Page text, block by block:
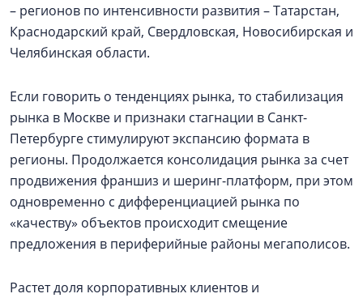
– регионов по интенсивности развития – Татарстан,
Краснодарский край, Свердловская, Новосибирская и
Челябинская области.
Если говорить о тенденциях рынка, то стабилизация
рынка в Москве и признаки стагнации в Санкт-
Петербурге стимулируют экспансию формата в
регионы. Продолжается консолидация рынка за счет
продвижения франшиз и шеринг-платформ, при этом
одновременно с дифференциацией рынка по
«качеству» объектов происходит смещение
предложения в периферийные районы мегаполисов.
Растет доля корпоративных клиентов и